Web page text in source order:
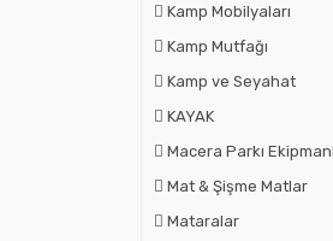
Kamp Mobilyaları
Kamp Mutfağı
Kamp ve Seyahat
KAYAK
Macera Parkı
Mat & Şişme Matlar
Mataralar